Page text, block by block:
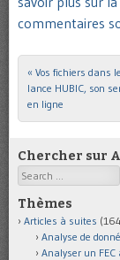
commentaires
Post navigation
« Vos fichiers dans
lance HUBIC, son
en ligne
Chercher sur
Search
Thèmes
Articles à suites
Analyse de
Analyser un FEC